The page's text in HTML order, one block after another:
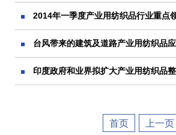
2014年一季度产业用纺织品行业重点
台风带来的建筑及道路产业用纺织品
印度政府和业界拟扩大产业用纺织品
首页 上一页